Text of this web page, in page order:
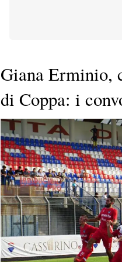
Giana Erminio,
di Coppa: i